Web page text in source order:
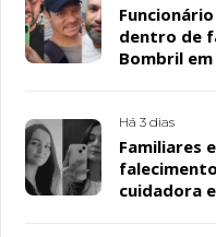
dentro de
Bombril
Há 3 dias
Familiares
cuidadora